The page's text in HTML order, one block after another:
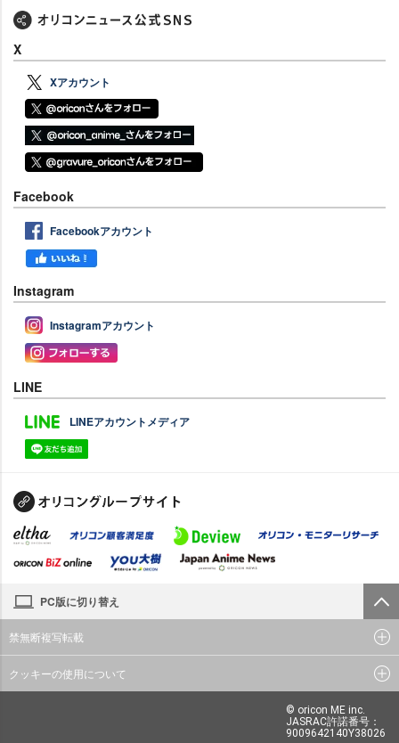
X
Xアカウント
Facebook
Facebookアカウント
Instagram
Instagramアカウント
LINE
LINEアカウントメディア
PC版に切り替え
禁無断複写転載
クッキーの使用について
© oricon ME inc.
JASRAC許諾番号：
9009642140Y38026